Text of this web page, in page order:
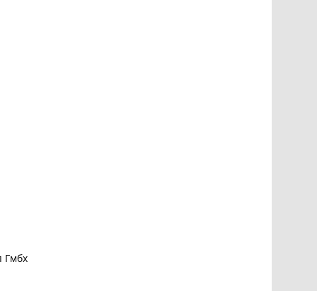
Гмбх